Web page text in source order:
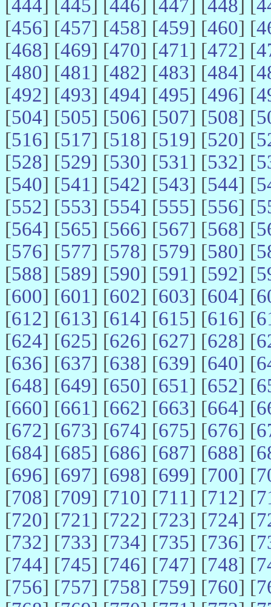
[444] [445] [446] [447] [448] [
[456] [457] [458] [459] [460] [
[468] [469] [470] [471] [472] [
[480] [481] [482] [483] [484] [
[492] [493] [494] [495] [496] [
[504] [505] [506] [507] [508] [
[516] [517] [518] [519] [520] [
[528] [529] [530] [531] [532] [
[540] [541] [542] [543] [544] [
[552] [553] [554] [555] [556] [
[564] [565] [566] [567] [568] [
[576] [577] [578] [579] [580] [
[588] [589] [590] [591] [592] [
[600] [601] [602] [603] [604] [
[612] [613] [614] [615] [616] [
[624] [625] [626] [627] [628] [
[636] [637] [638] [639] [640] [
[648] [649] [650] [651] [652] [
[660] [661] [662] [663] [664] [
[672] [673] [674] [675] [676] [
[684] [685] [686] [687] [688] [
[696] [697] [698] [699] [700] [
[708] [709] [710] [711] [712] [
[720] [721] [722] [723] [724] [
[732] [733] [734] [735] [736] [
[744] [745] [746] [747] [748] [
[756] [757] [758] [759] [760] [